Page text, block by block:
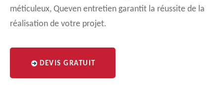
méticuleux, Queven entretien garantit la réussite de la
réalisation de votre projet.
DEVIS GRATUIT